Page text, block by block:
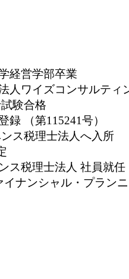
経営学部卒業
人ワイズコンサルティ
験合格
（第115241号）
ス税理士法人へ入所
ス税理士法人 社員就任
ナンシャル・プラン